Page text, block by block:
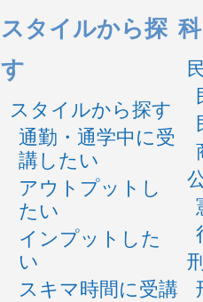
スタイルから探
す
スタイルから探す
通勤・通学中に受
講したい
アウトプットし
たい
インプットした
い
スキマ時間に受講